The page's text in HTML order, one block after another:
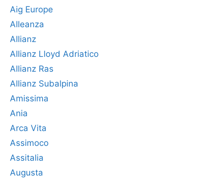
Aig Europe
Alleanza
Allianz
Allianz Lloyd Adriatico
Allianz Ras
Allianz Subalpina
Amissima
Ania
Arca Vita
Assimoco
Assitalia
Augusta